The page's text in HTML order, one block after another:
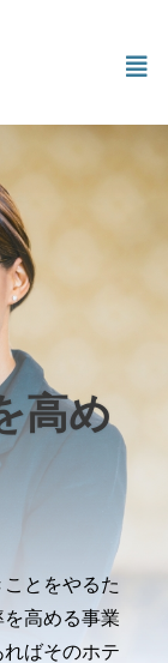
高め
とをやるた
高める事業
ばそのホテ